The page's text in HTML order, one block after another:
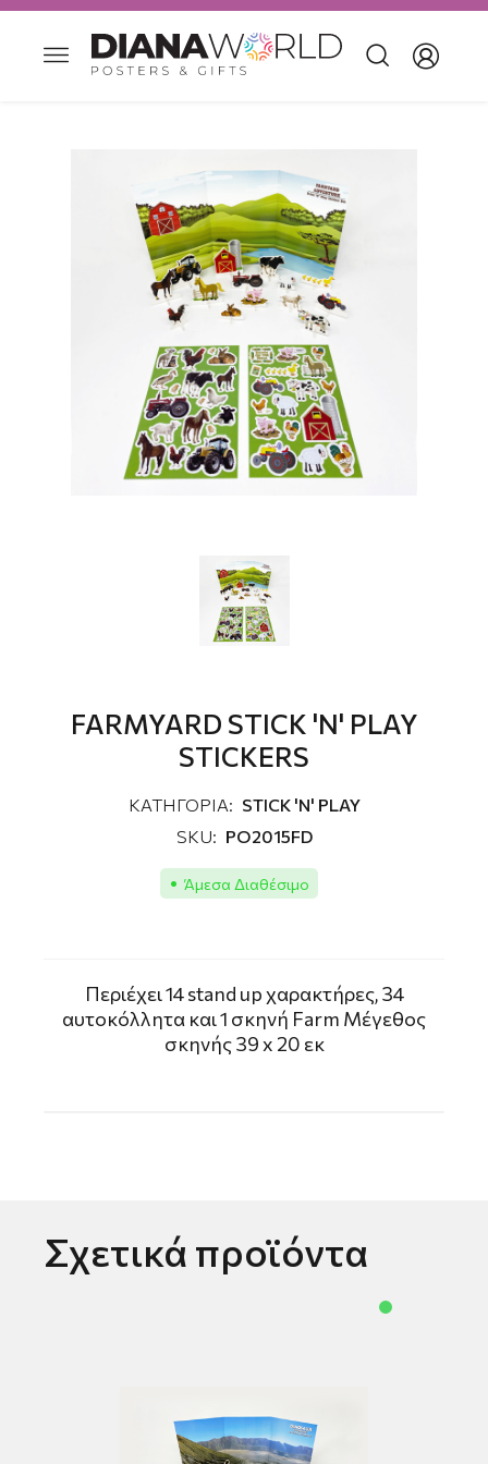
FARMYARD STICK 'N' PLAY
STICKERS
ΚΑΤΗΓΟΡΙΑ: STICK 'N' PLAY
SKU: PO2015FD
Άμεσα Διαθέσιμο
Περιέχει 14 stand up χαρακτήρες, 34
αυτοκόλλητα και 1 σκηνή Farm Μέγεθος
σκηνής 39 x 20 εκ
Σχετικά προϊόντα